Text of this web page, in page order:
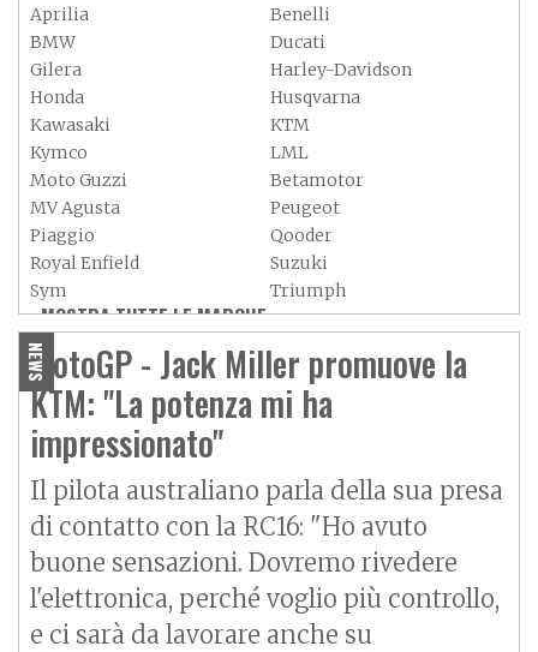
Aprilia
Benelli
BMW
Ducati
Gilera
Harley-Davidson
Honda
Husqvarna
Kawasaki
KTM
Kymco
LML
Moto Guzzi
Betamotor
MV Agusta
Peugeot
Piaggio
Qooder
Royal Enfield
Suzuki
Sym
Triumph
Vespa
Yamaha
Adiva
Adly
Aeon
Aspes
Axy
Baotian
MOSTRA TUTTE LE MARCHE »
NEWS
MotoGP - Jack Miller promuove la
KTM: "La potenza mi ha
impressionato"
Il pilota australiano parla della sua presa
di contatto con la RC16: "Ho avuto
buone sensazioni. Dovremo rivedere
l'elettronica, perché voglio più controllo,
e ci sarà da lavorare anche su